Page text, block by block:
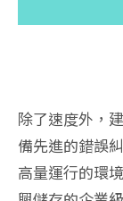
除了速度外，
備先進的錯誤
高量運行的環